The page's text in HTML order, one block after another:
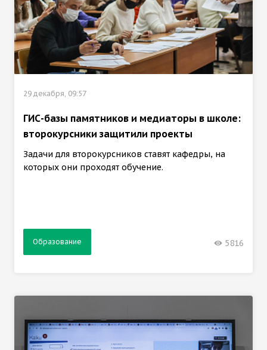
29 декабря, 09:57
ГИС-базы памятников и медиаторы в школе:
второкурсники защитили проекты
Задачи для второкурсников ставят кафедры, на
которых они проходят обучение.
Образование 5816